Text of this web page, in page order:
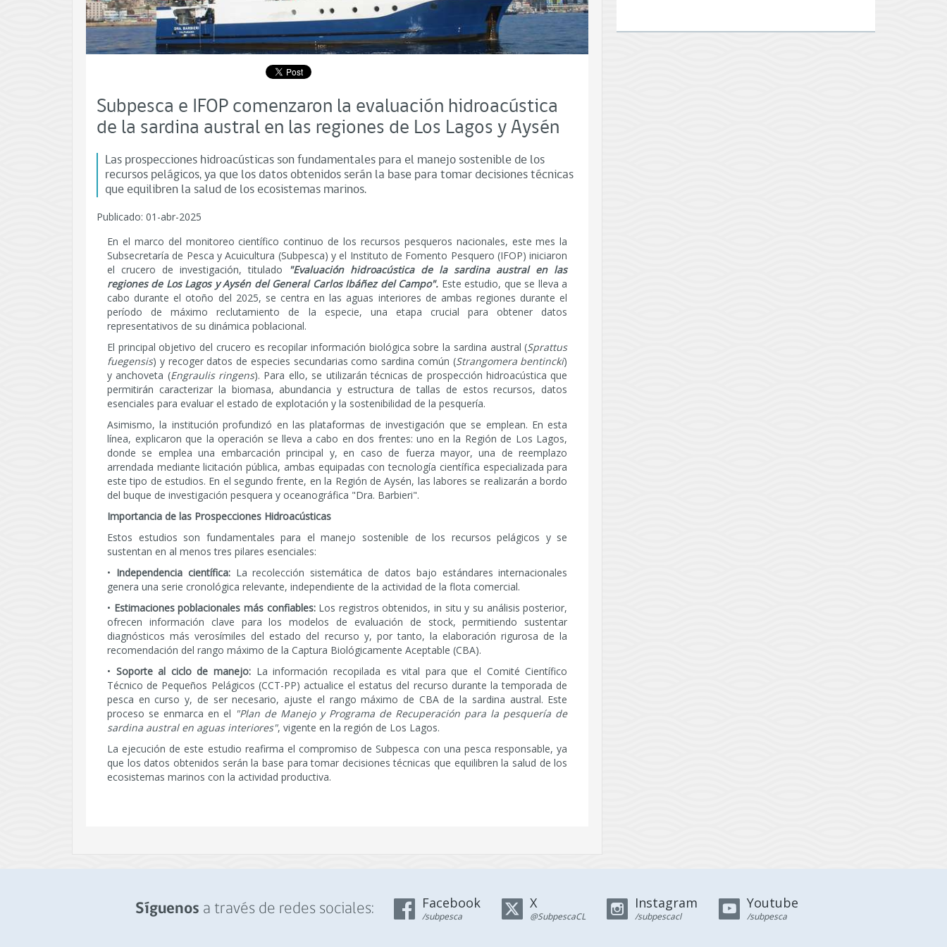
Subpesca e IFOP comenzaron la evaluación hidroacústica
de la sardina austral en las regiones de Los Lagos y Aysén
Las prospecciones hidroacústicas son fundamentales para el manejo sostenible de los
recursos pelágicos, ya que los datos obtenidos serán la base para tomar decisiones técnicas
que equilibren la salud de los ecosistemas marinos.
Publicado: 01-abr-2025
En el marco del monitoreo científico continuo de los recursos pesqueros nacionales, este mes la
Subsecretaría de Pesca y Acuicultura (Subpesca) y el Instituto de Fomento Pesquero (IFOP) iniciaron
el crucero de investigación, titulado "Evaluación hidroacústica de la sardina austral en las
regiones de Los Lagos y Aysén del General Carlos Ibáñez del Campo". Este estudio, que se lleva a
cabo durante el otoño del 2025, se centra en las aguas interiores de ambas regiones durante el
período de máximo reclutamiento de la especie, una etapa crucial para obtener datos
representativos de su dinámica poblacional.
El principal objetivo del crucero es recopilar información biológica sobre la sardina austral (Sprattus
fuegensis) y recoger datos de especies secundarias como sardina común (Strangomera bentincki)
y anchoveta (Engraulis ringens). Para ello, se utilizarán técnicas de prospección hidroacústica que
permitirán caracterizar la biomasa, abundancia y estructura de tallas de estos recursos, datos
esenciales para evaluar el estado de explotación y la sostenibilidad de la pesquería.
Asimismo, la institución profundizó en las plataformas de investigación que se emplean. En esta
línea, explicaron que la operación se lleva a cabo en dos frentes: uno en la Región de Los Lagos,
donde se emplea una embarcación principal y, en caso de fuerza mayor, una de reemplazo
arrendada mediante licitación pública, ambas equipadas con tecnología científica especializada para
este tipo de estudios. En el segundo frente, en la Región de Aysén, las labores se realizarán a bordo
del buque de investigación pesquera y oceanográfica "Dra. Barbieri".
Importancia de las Prospecciones Hidroacústicas
Estos estudios son fundamentales para el manejo sostenible de los recursos pelágicos y se
sustentan en al menos tres pilares esenciales:
• Independencia científica:La recolección sistemática de datos bajo estándares internacionales
genera una serie cronológica relevante, independiente de la actividad de la flota comercial.
• Estimaciones poblacionales más confiables:Los registros obtenidos, in situ y su análisis posterior,
ofrecen información clave para los modelos de evaluación de stock, permitiendo sustentar
diagnósticos más verosímiles del estado del recurso y, por tanto, la elaboración rigurosa de la
recomendación del rango máximo de la Captura Biológicamente Aceptable (CBA).
• Soporte al ciclo de manejo: La información recopilada es vital para que el Comité Científico
Técnico de Pequeños Pelágicos (CCT-PP) actualice el estatus del recurso durante la temporada de
pesca en curso y, de ser necesario, ajuste el rango máximo de CBA de la sardina austral. Este
proceso se enmarca en el "Plan de Manejo y Programa de Recuperación para la pesquería de
sardina austral en aguas interiores", vigente en la región de Los Lagos.
La ejecución de este estudio reafirma el compromiso de Subpesca con una pesca responsable, ya
que los datos obtenidos serán la base para tomar decisiones técnicas que equilibren la salud de los
ecosistemas marinos con la actividad productiva.
Síguenos a través de redes sociales: Facebook
/subpesca
X
@SubpescaCL
Instagram
/subpescacl
Youtube
/subpesca